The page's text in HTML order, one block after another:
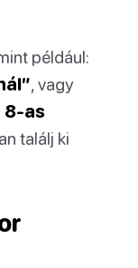
például:
, vagy
8-as
találj ki